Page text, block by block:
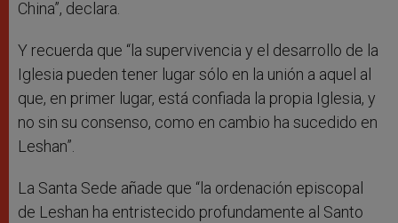
China”, declara.
Y recuerda que “la supervivencia y el desarrollo de la
Iglesia pueden tener lugar sólo en la unión a aquel al
que, en primer lugar, está confiada la propia Iglesia, y
no sin su consenso, como en cambio ha sucedido en
Leshan”.
La Santa Sede añade que “la ordenación episcopal
de Leshan ha entristecido profundamente al Santo